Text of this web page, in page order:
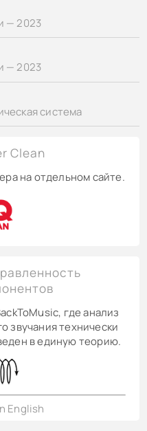
— 2023
— 2023
система
Clean
на отдельном сайте.
где анализ
звучания технически
в единую теорию.
English